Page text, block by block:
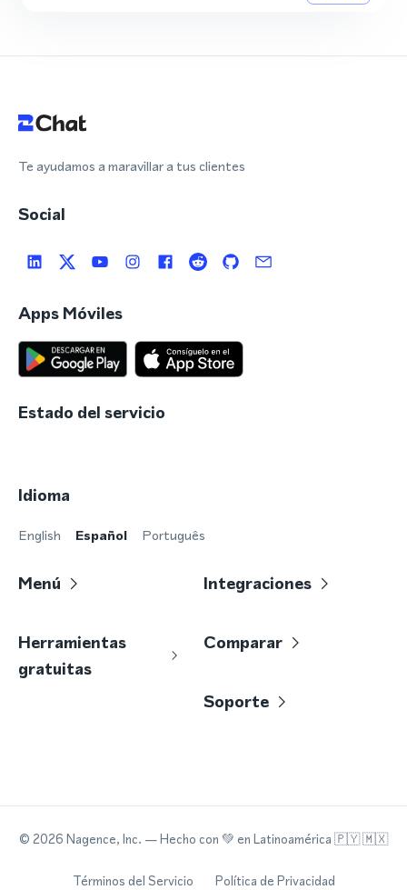
Te ayudamos a maravillar a tus clientes
Social
Apps Móviles
Estado del servicio
Idioma
English Español Português
Menú Integraciones
Herramientas
gratuitas
Comparar
Soporte
© 2026 Nagence, Inc. — Hecho con 💚 en Latinoamérica 🇵🇾 🇲🇽
Términos del Servicio Política de Privacidad